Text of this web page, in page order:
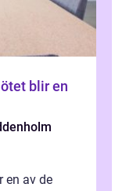
en av de